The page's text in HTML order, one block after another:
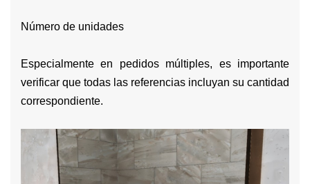
Número de unidades
Especialmente en pedidos múltiples, es importante
verificar que todas las referencias incluyan su cantidad
correspondiente.